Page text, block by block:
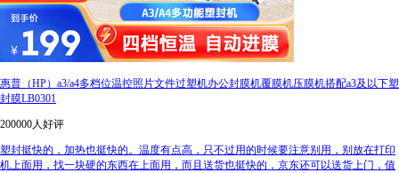
惠普（HP）a3/a4多档位温控照片文件过塑机办公封膜机覆膜机压膜机搭配a3及以下塑
封膜LB0301
200000人好评
塑封挺快的，加热也挺快的。温度有点高，只不过用的时候要注意别用，别放在打印
机上面用，找一块硬的东西在上面用，而且送货也挺快的，京东还可以送货上门，值